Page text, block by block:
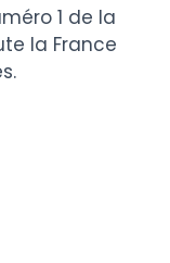
1 de la
la France